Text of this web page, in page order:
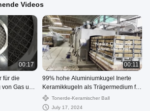
Videos
00:17
für die
Gas und
00:11
99% hohe Aluminiumkugel Inerte
Keramikkugeln als Trägermedium für
Katalysatoren
Tonerde-Keramischer Ball
July 17, 2024